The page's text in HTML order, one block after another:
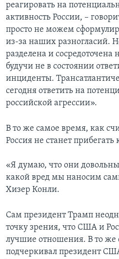
реагировать на
активность России, –
просто не можем
из-за наших разногласий.
разделена и сосредоточена
будучи не в состоянии
инциденты.
сегодня ответить на
российской агрессии».
В то же самое время, как
Россия не станет прибегать
«Я думаю, что они
какой вред мы наносим
Хизер Конли.
Сам президент Трамп
точку зрения, что США и
лучшие отношения. В то же
подчеркивал президент